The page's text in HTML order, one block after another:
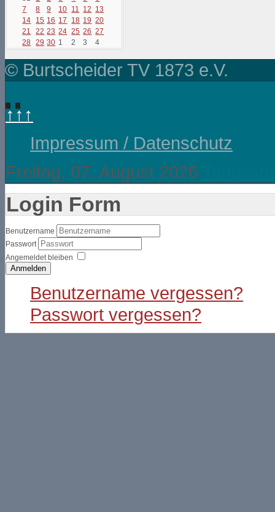
7
8 9 10 11 12 13
14
15 16 17 18 19 20
21
22 23 24 25 26 27
28 29 30 1 2 3 4
© Burtscheider TV 1873 e.V.
↑↑↑
Impressum / Datenschutz
Freitag, 07. August 2026
Login Form
Benutzername
Passwort
Angemeldet bleiben
Anmelden
Benutzername vergessen?
Passwort vergessen?